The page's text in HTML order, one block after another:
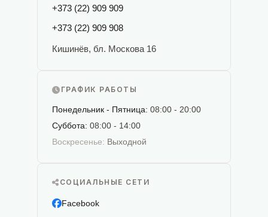
+373 (22) 909 909
+373 (22) 909 908
Кишинёв, бл. Москова 16
ГРАФИК РАБОТЫ
Понедельник - Пятница: 08:00 - 20:00
Суббота: 08:00 - 14:00
Воскресенье: Выходной
СОЦИАЛЬНЫЕ СЕТИ
Facebook